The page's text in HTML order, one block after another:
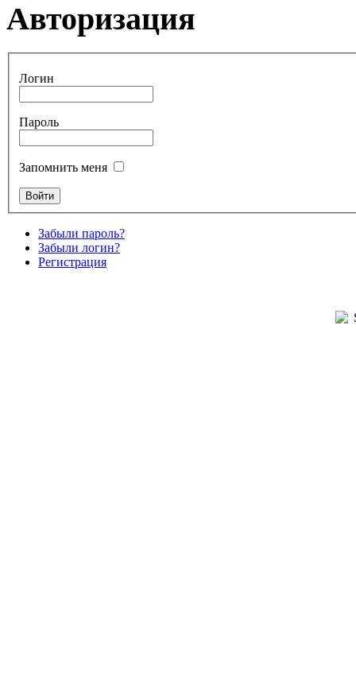
Авторизация
Логин
Пароль
Запомнить меня
Забыли пароль?
Забыли логин?
Регистрация